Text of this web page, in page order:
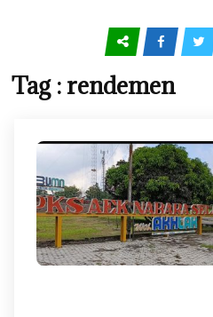
Tag : rendemen